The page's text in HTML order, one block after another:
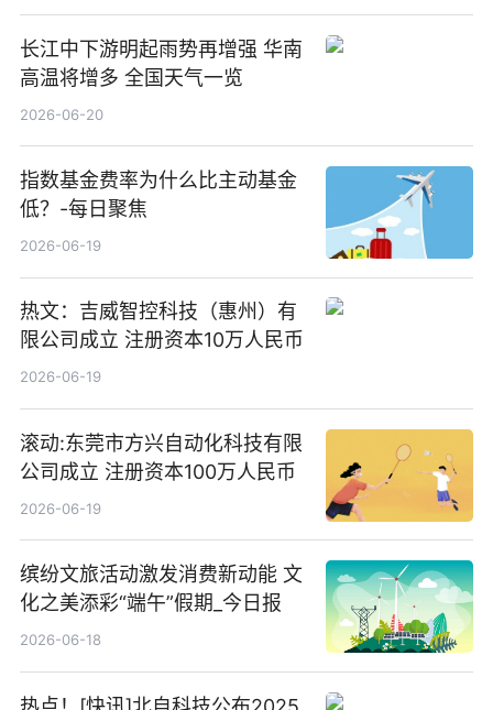
长江中下游明起雨势再增强 华南
高温将增多 全国天气一览
2026-06-20
指数基金费率为什么比主动基金
低？-每日聚焦
2026-06-19
热文：吉威智控科技（惠州）有
限公司成立 注册资本10万人民币
2026-06-19
滚动:东莞市方兴自动化科技有限
公司成立 注册资本100万人民币
2026-06-19
缤纷文旅活动激发消费新动能 文
化之美添彩“端午”假期_今日报
2026-06-18